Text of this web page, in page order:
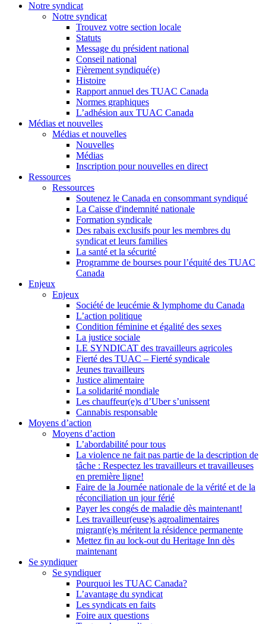
Notre syndicat
Notre syndicat
Trouvez votre section locale
Statuts
Message du président national
Conseil national
Fièrement syndiqué(e)
Histoire
Rapport annuel des TUAC Canada
Normes graphiques
L’adhésion aux TUAC Canada
Médias et nouvelles
Médias et nouvelles
Nouvelles
Médias
Inscription pour nouvelles en direct
Ressources
Ressources
Soutenez le Canada en consommant syndiqué
La Caisse d'indemnité nationale
Formation syndicale
Des rabais exclusifs pour les membres du
syndicat et leurs families
La santé et la sécurité
Programme de bourses pour l’équité des TUAC
Canada
Enjeux
Enjeux
Société de leucémie & lymphome du Canada
L’action politique
Condition féminine et égalité des sexes
La justice sociale
LE SYNDICAT des travailleurs agricoles
Fierté des TUAC – Fierté syndicale
Jeunes travailleurs
Justice alimentaire
La solidarité mondiale
Les chauffeur(e)s d’Uber s’unissent
Cannabis responsable
Moyens d’action
Moyens d’action
L’abordabilité pour tous
La violence ne fait pas partie de la description de
tâche : Respectez les travailleurs et travailleuses
en première ligne!
Faire de la Journée nationale de la vérité et de la
réconciliation un jour férié
Payer les congés de maladie dès maintenant!
Les travailleur(euse)s agroalimentaires
migrant(e)s méritent la résidence permanente
Mettez fin au lock-out du Heritage Inn dès
maintenant
Se syndiquer
Se syndiquer
Pourquoi les TUAC Canada?
L’avantage du syndicat
Les syndicats en faits
Foire aux questions